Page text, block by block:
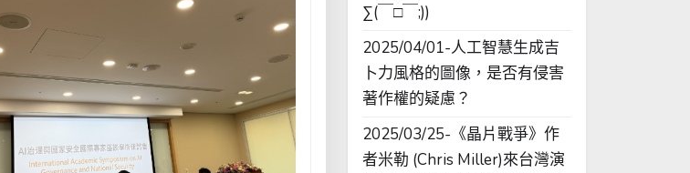
∑(￣□￣;))
2025/04/01-人工智慧生成吉
卜力風格的圖像，是否有侵害
著作權的疑慮？
2025/03/25-《晶片戰爭》作
者米勒 (Chris Miller)來台灣演